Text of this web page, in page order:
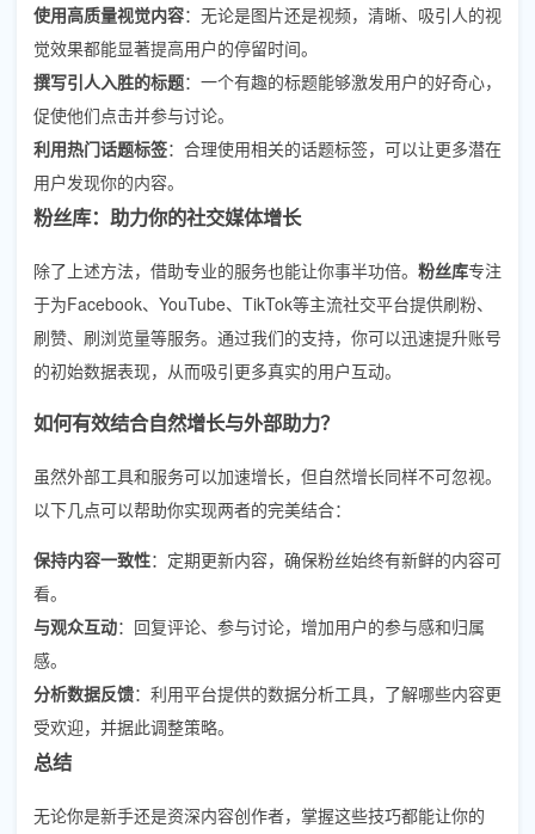
使用高质量视觉内容：无论是图片还是视频，清晰、吸引人的视
觉效果都能显著提高用户的停留时间。
撰写引人入胜的标题：一个有趣的标题能够激发用户的好奇心，
促使他们点击并参与讨论。
利用热门话题标签：合理使用相关的话题标签，可以让更多潜在
用户发现你的内容。
粉丝库：助力你的社交媒体增长
除了上述方法，借助专业的服务也能让你事半功倍。 粉丝库专注
于为Facebook、YouTube、TikTok等主流社交平台提供刷粉、
刷赞、刷浏览量等服务。通过我们的支持，你可以迅速提升账号
的初始数据表现，从而吸引更多真实的用户互动。
如何有效结合自然增长与外部助力？
虽然外部工具和服务可以加速增长，但自然增长同样不可忽视。
以下几点可以帮助你实现两者的完美结合：
保持内容一致性：定期更新内容，确保粉丝始终有新鲜的内容可
看。
与观众互动：回复评论、参与讨论，增加用户的参与感和归属
感。
分析数据反馈：利用平台提供的数据分析工具，了解哪些内容更
受欢迎，并据此调整策略。
总结
无论你是新手还是资深内容创作者，掌握这些技巧都能让你的